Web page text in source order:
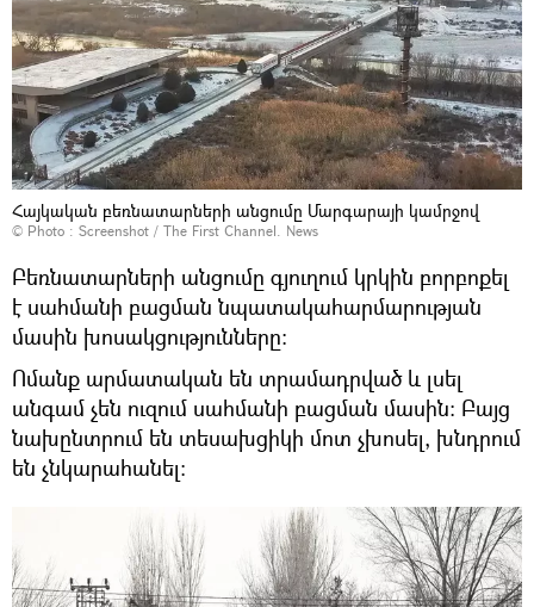
Հայկական բեռնատարների անցումը Մարգարայի կամրջով
© Photo : Screenshot / The First Channel. News
Բեռնատարների անցումը գյուղում կրկին բորբոքել
է սահմանի բացման նպատակահարմարության
մասին խոսակցությունները։
Ոմանք արմատական են տրամադրված և լսել
անգամ չեն ուզում սահմանի բացման մասին։ Բայց
նախընտրում են տեսախցիկի մոտ չխոսել, խնդրում
են չնկարահանել։